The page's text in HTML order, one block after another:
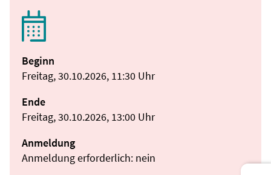
Beginn
Freitag, 30.10.2026, 11:30 Uhr
Ende
Freitag, 30.10.2026, 13:00 Uhr
Anmeldung
Anmeldung erforderlich: nein